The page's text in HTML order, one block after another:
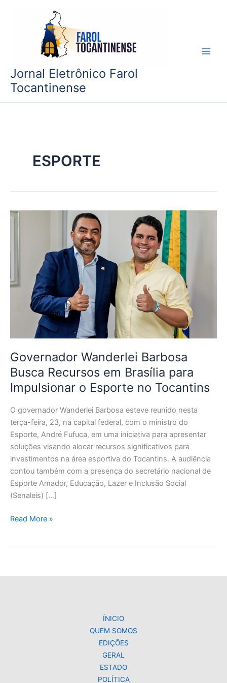
Jornal Eletrônico Farol
Tocantinense
ESPORTE
Governador Wanderlei Barbosa
Busca Recursos em Brasília para
Impulsionar o Esporte no Tocantins
O governador Wanderlei Barbosa esteve reunido nesta
terça-feira, 23, na capital federal, com o ministro do
Esporte, André Fufuca, em uma iniciativa para apresentar
soluções visando alocar recursos significativos para
investimentos na área esportiva do Tocantins. A audiência
contou também com a presença do secretário nacional de
Esporte Amador, Educação, Lazer e Inclusão Social
(Senaleis) […]
Governador
Busca
Recursos
em
Brasília
Impulsionar
Esporte
no
Tocantins
Read More »
ÍNICIO
QUEM SOMOS
EDIÇÕES
GERAL
ESTADO
POLÍTICA